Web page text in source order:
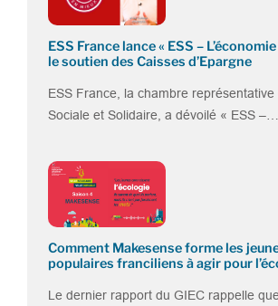
ESS France lance « ESS –
le soutien des Caisses d’Epargne
ESS France, la chambre représentative
Sociale et Solidaire, a dévoilé « ESS –…
Comment Makesense forme les
populaires franciliens à agir pour
Le dernier rapport du GIEC rappelle